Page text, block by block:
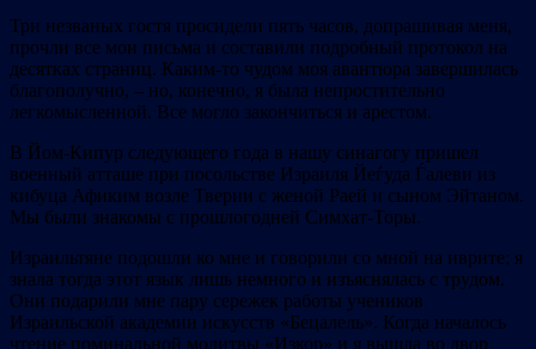
Три незваных гостя просидели пять часов, допрашивая меня,
прочли все мои письма и составили подробный протокол на
десятках страниц. Каким‐то чудом моя авантюра завершилась
благополучно, – но, конечно, я была непростительно
легкомысленной. Все могло закончиться и арестом.
В Йом‐Кипур следующего года в нашу синагогу пришел
военный атташе при посольстве Израиля Йеѓуда Ѓалеви из
кибуца Афиким возле Тверии с женой Раей и сыном Эйтаном.
Мы были знакомы с прошлогодней Симхат‐Торы.
Израильтяне подошли ко мне и говорили со мной на иврите; я
знала тогда этот язык лишь немного и изъяснялась с трудом.
Они подарили мне пару сережек работы учеников
Израильской академии искусств «Бецалель». Когда началось
чтение поминальной молитвы «Изкор» и я вышла во двор